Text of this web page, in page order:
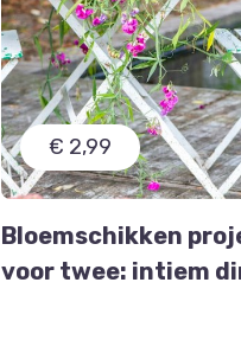
€ 2,99
Bloemschikken
voor twee: intiem